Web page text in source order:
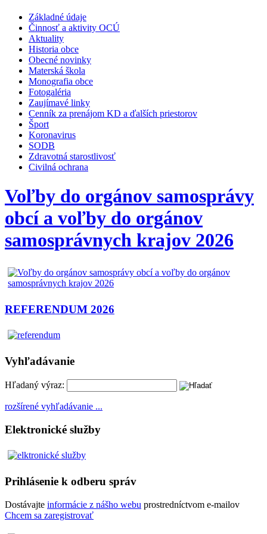
Základné údaje
Činnosť a aktivity OCÚ
Aktuality
Historia obce
Obecné novinky
Materská škola
Monografia obce
Fotogaléria
Zaujímavé linky
Cenník za prenájom KD a ďalších priestorov
Šport
Koronavirus
SODB
Zdravotná starostlivosť
Civilná ochrana
Voľby do orgánov samosprávy
obcí a voľby do orgánov
samosprávnych krajov 2026
REFERENDUM 2026
Vyhľadávanie
Hľadaný výraz:
rozšírené vyhľadávanie ...
Elektronické služby
Prihlásenie k odberu správ
Dostávajte informácie z nášho webu prostredníctvom e-mailov
Chcem sa zaregistrovať